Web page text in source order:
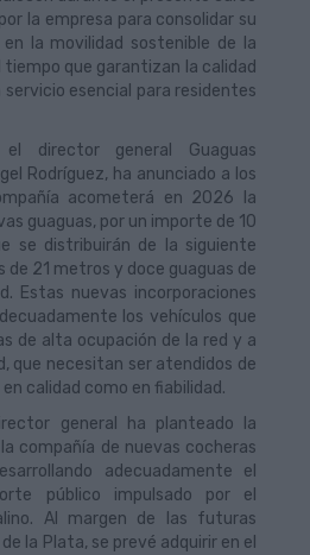
la empresa para consolidar su
la movilidad sostenible de la
que garantizan la calidad
esencial para residentes
director general Guaguas
Rodríguez, ha anunciado a los
acometerá en 2026 la
guaguas, por un importe de 10
se distribuirán de la siguiente
de 21 metros y doce guaguas de
Estas nuevas incorporaciones
los vehículos que
de alta ocupación de la red y a
que necesitan ser atendidos de
calidad como en fiabilidad.
general ha planteado la
compañía de nuevas cocheras
adecuadamente el
público impulsado por el
Al margen de las futuras
la Plata, se prevé adquirir en el